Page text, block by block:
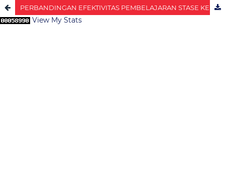
PERBANDINGAN EFEKTIVITAS PEMBELAJARAN STASE KEPERAWATAN KOMUNITAS SECARA KONVENSIONAL SEBELUM PANDEMI COVID-19 DAN SECARA DARING SAAT PANDEMI COVID-19
View My Stats